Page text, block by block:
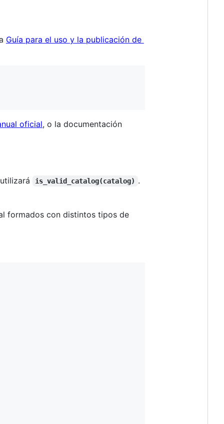
Guía para el uso y la publicación de
oficial, o la documentación
is_valid_catalog(catalog) .
formados con distintos tipos de